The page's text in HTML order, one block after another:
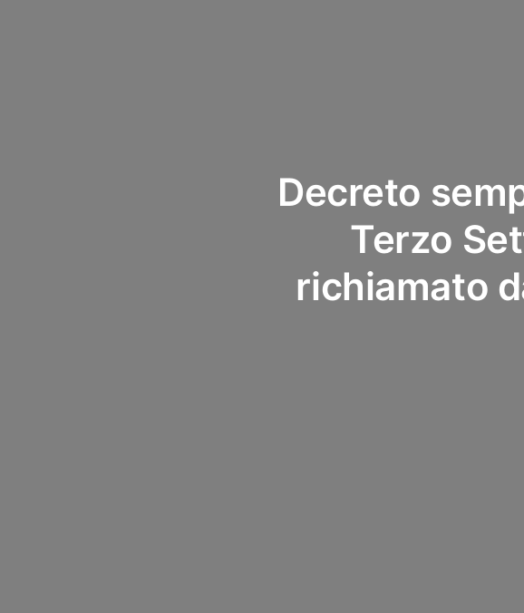
Decreto
Terzo
richiamato